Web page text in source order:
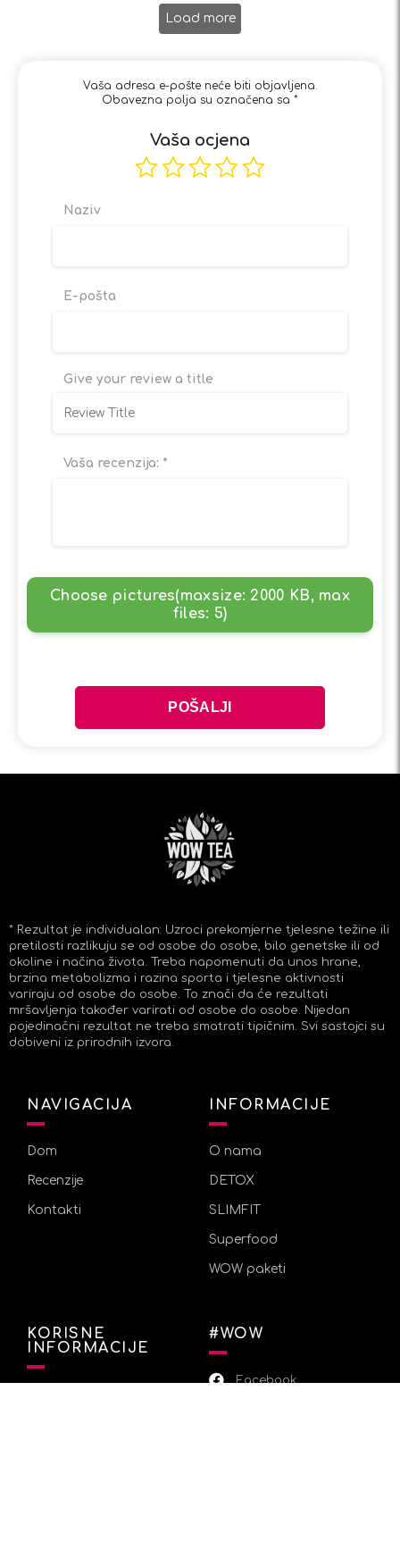
Load more
Vaša adresa e-pošte neće biti objavljena.
Obavezna polja su označena sa *
Give your review a title
Vaša ocjena
Vaša recenzija: *
Choose pictures(maxsize: 2000 KB, max
files: 5)
Naziv
E-pošta
* Rezultat je individualan: Uzroci prekomjerne tjelesne težine ili
pretilosti razlikuju se od osobe do osobe, bilo genetske ili od
okoline i načina života. Treba napomenuti da unos hrane,
brzina metabolizma i razina sporta i tjelesne aktivnosti
variraju od osobe do osobe. To znači da će rezultati
mršavljenja također varirati od osobe do osobe. Nijedan
pojedinačni rezultat ne treba smatrati tipičnim. Svi sastojci su
dobiveni iz prirodnih izvora.
NAVIGACIJA
Dom
Recenzije
Kontakti
INFORMACIJE
O nama
DETOX
SLIMFIT
Superfood
WOW paketi
KORISNE
INFORMACIJE
#WOW
Facebook